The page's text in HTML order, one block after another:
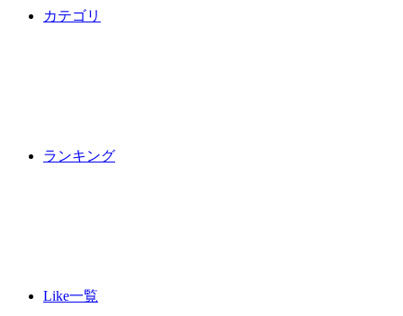
カテゴリ
ランキング
Like一覧